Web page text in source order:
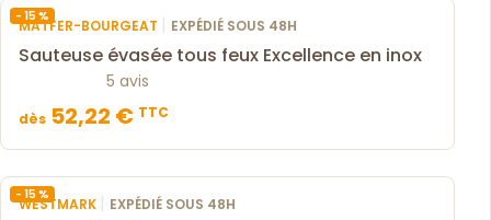
- 15 %
MATFER-BOURGEAT | EXPÉDIÉ SOUS 48H
Sauteuse évasée tous feux Excellence en inox
5 avis
dès 52,22 € TTC
- 15 %
WESTMARK | EXPÉDIÉ SOUS 48H